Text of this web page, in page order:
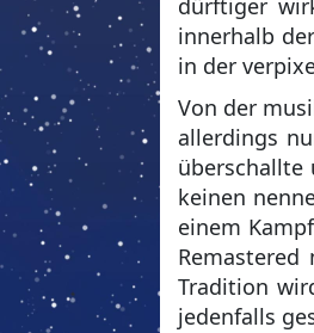
dürftiger
innerhalb
in der
Von der
allerdings
überschallte
keinen
einem
Remastered
Tradition
jedenfalls